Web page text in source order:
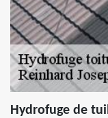
Hydrofuge de